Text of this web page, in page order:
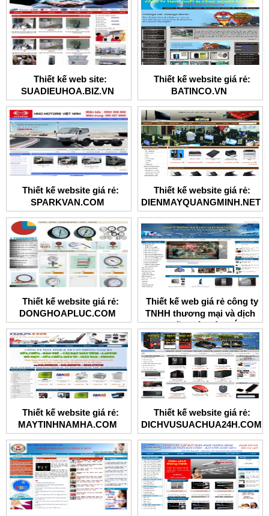
Thiết kế web site:
SUADIEUHOA.BIZ.VN
Thiết kế website giá rẻ:
BATINCO.VN
Thiết kế website giá rẻ:
SPARKVAN.COM
Thiết kế website giá rẻ:
DIENMAYQUANGMINH.NET
Thiết kế website giá rẻ:
DONGHOAPLUC.COM
Thiết kế web giá rẻ công ty
TNHH thương mại và dịch
vụ kỹ thuật Đông Á
Thiết kế website giá rẻ:
MAYTINHNAMHA.COM
Thiết kế website giá rẻ:
DICHVUSUACHUA24H.COM